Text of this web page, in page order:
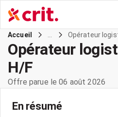
Accueil Opérateur
Opérateur
H/F
Offre parue le 06 août 2026
En résumé